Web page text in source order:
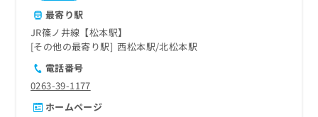
最寄り駅
JR篠ノ井線【松本駅】
その他の最寄り駅
西松本駅 北松本駅
電話番号
0263-39-1177
ホームページ